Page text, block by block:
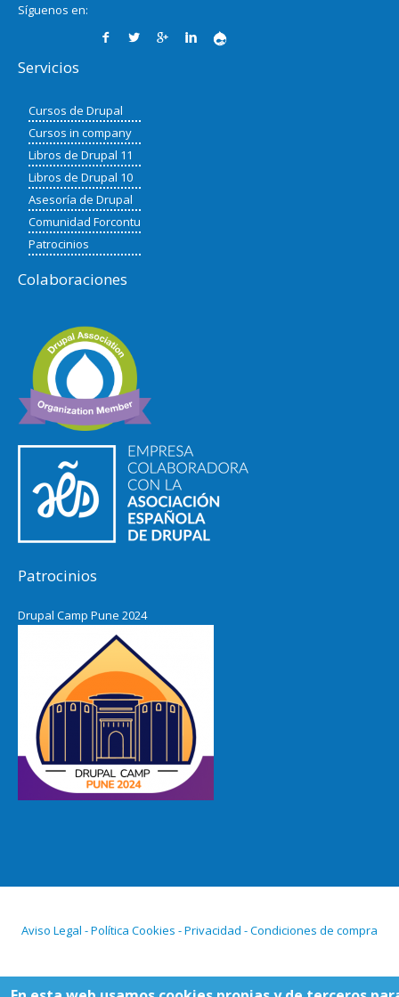
Síguenos en:
Servicios
Cursos de Drupal
Cursos in company
Libros de Drupal 11
Libros de Drupal 10
Asesoría de Drupal
Comunidad Forcontu
Patrocinios
Colaboraciones
Patrocinios
Drupal Camp Pune 2024
Aviso Legal - Política Cookies - Privacidad - Condiciones de compra